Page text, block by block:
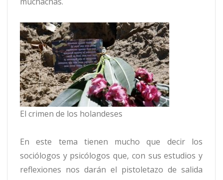
El crimen de los holandeses
En este tema tienen mucho que decir los
sociólogos y psicólogos que, con sus estudios y
reflexiones nos darán el pistoletazo de salida